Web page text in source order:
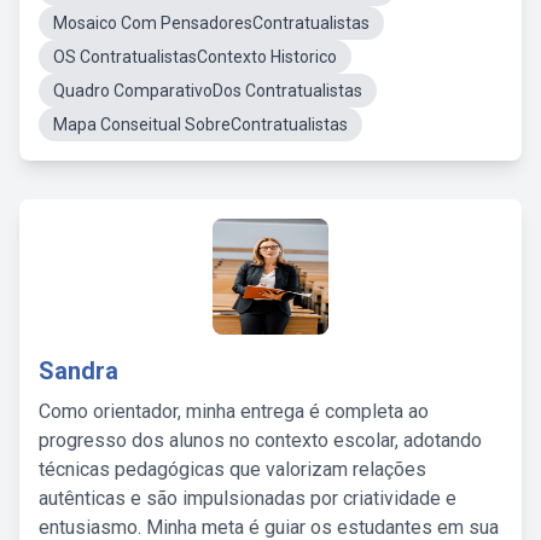
Mosaico Com PensadoresContratualistas
OS ContratualistasContexto Historico
Quadro ComparativoDos Contratualistas
Mapa Conseitual SobreContratualistas
Sandra
Como orientador, minha entrega é completa ao
progresso dos alunos no contexto escolar, adotando
técnicas pedagógicas que valorizam relações
autênticas e são impulsionadas por criatividade e
entusiasmo. Minha meta é guiar os estudantes em sua